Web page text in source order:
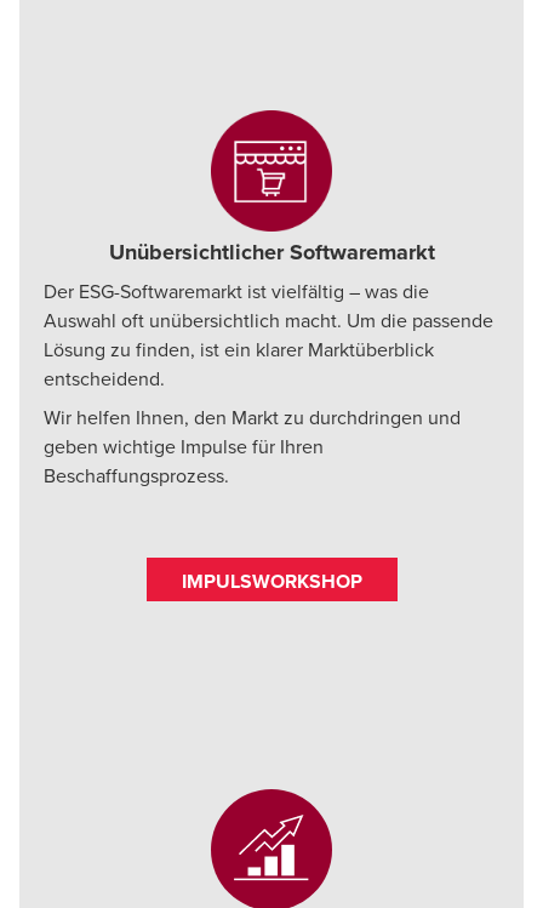
Unübersichtlicher Softwaremarkt
Der ESG-Softwaremarkt ist vielfältig – was die
Auswahl oft unübersichtlich macht. Um die passende
Lösung zu finden, ist ein klarer Marktüberblick
entscheidend.
Wir helfen Ihnen, den Markt zu durchdringen und
geben wichtige Impulse für Ihren
Beschaffungsprozess.
IMPULSWORKSHOP